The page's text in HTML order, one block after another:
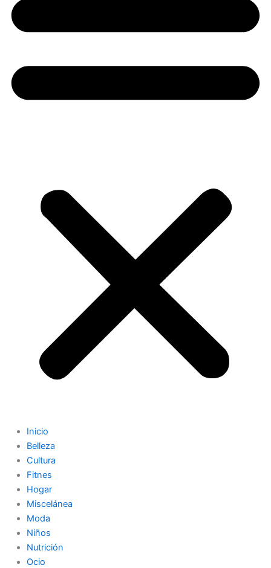
Inicio
Belleza
Cultura
Fitnes
Hogar
Miscelánea
Moda
Niños
Nutrición
Ocio